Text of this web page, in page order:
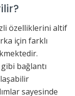
özelliklerini altif
için farklı
bağlantı
sayesinde